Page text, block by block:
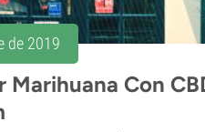
de 2019
Marihuana Con